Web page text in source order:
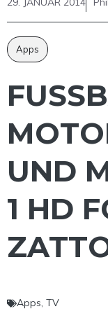
Apps
ND
HD
Apps, TV